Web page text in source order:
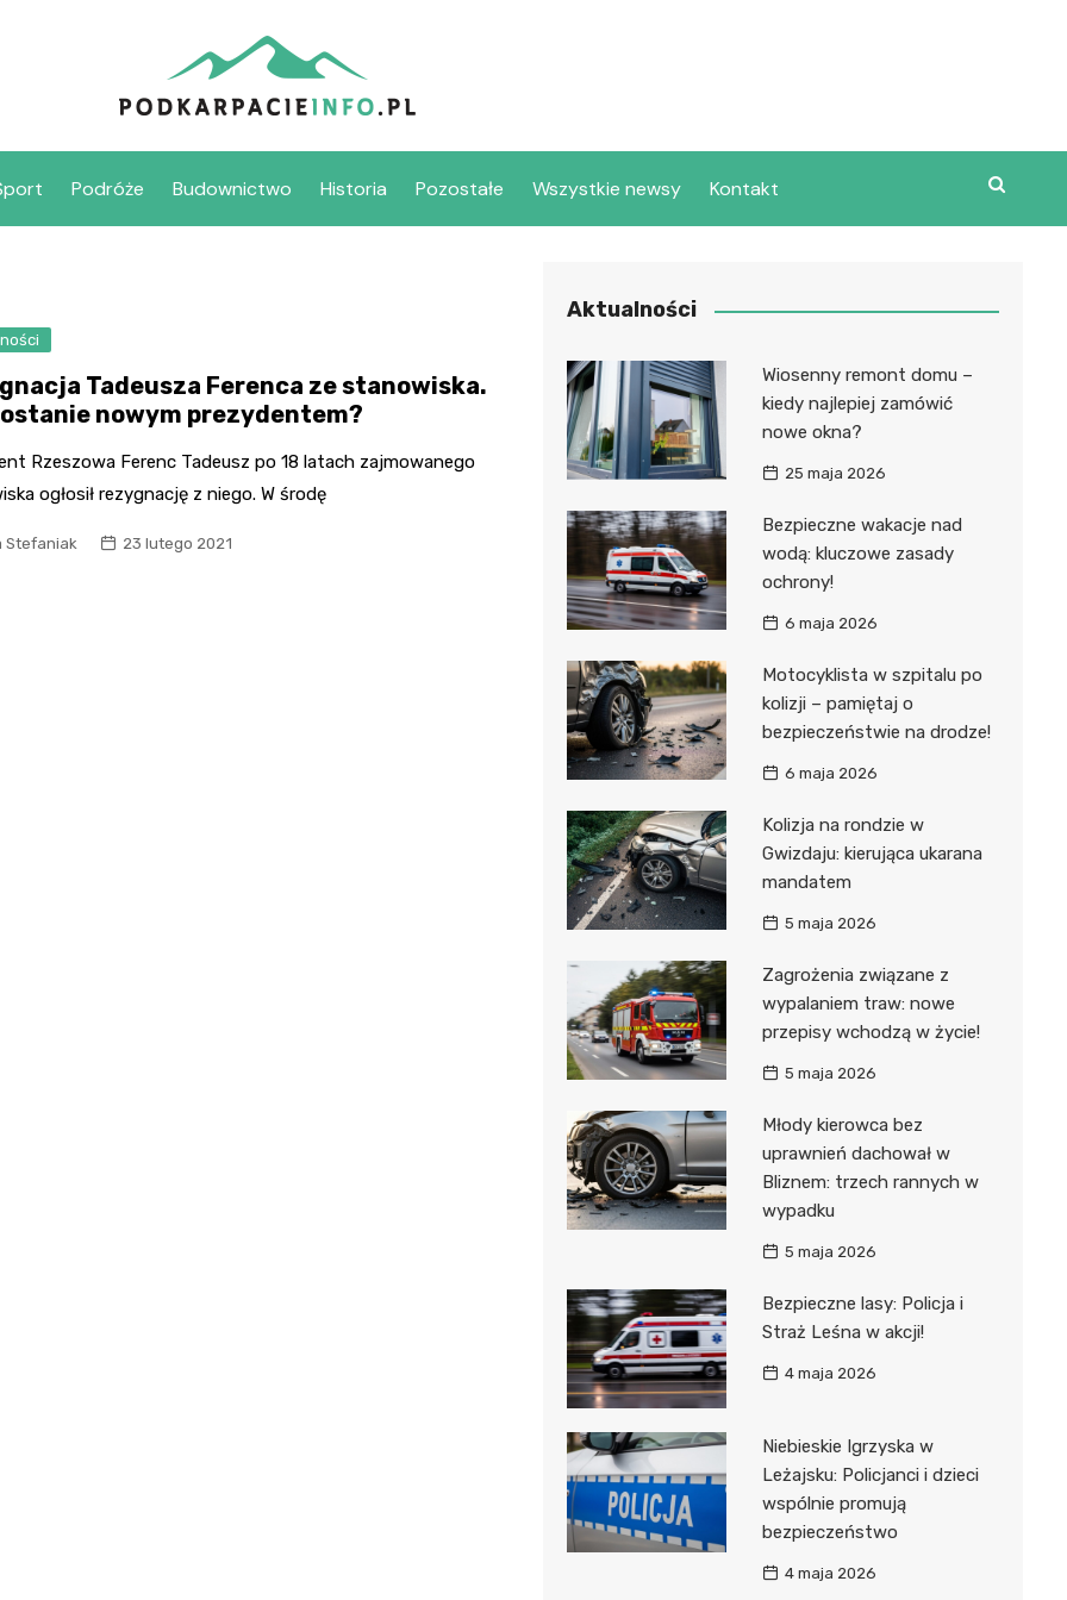
Podróże Budownictwo Historia Pozostałe Wszystkie newsy Kontakt
Tadeusza Ferenca ze stanowiska.
nowym prezydentem?
Rzeszowa Ferenc Tadeusz po 18 latach zajmowanego
ogłosił rezygnację z niego. W środę
Stefaniak 23 lutego 2021
Aktualności
Wiosenny remont domu –
kiedy najlepiej zamówić
nowe okna?
25 maja 2026
Bezpieczne wakacje nad
wodą: kluczowe zasady
ochrony!
6 maja 2026
Motocyklista w szpitalu po
kolizji – pamiętaj o
bezpieczeństwie na drodze!
6 maja 2026
Kolizja na rondzie w
Gwizdaju: kierująca ukarana
mandatem
5 maja 2026
Zagrożenia związane z
wypalaniem traw: nowe
przepisy wchodzą w życie!
5 maja 2026
Młody kierowca bez
uprawnień dachował w
Bliznem: trzech rannych w
wypadku
5 maja 2026
Bezpieczne lasy: Policja i
Straż Leśna w akcji!
4 maja 2026
Niebieskie Igrzyska w
Leżajsku: Policjanci i dzieci
wspólnie promują
bezpieczeństwo
4 maja 2026